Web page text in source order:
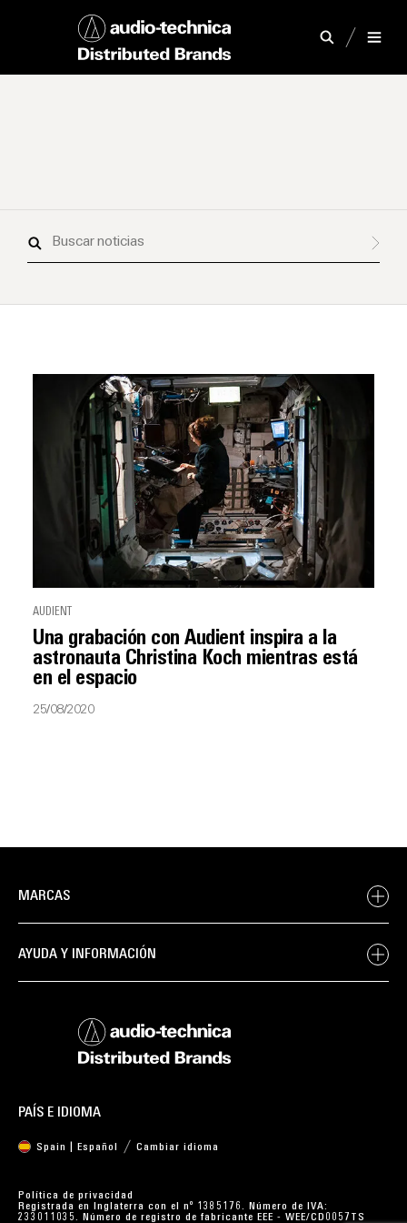
Buscar
AUDIENT
Una grabación con Audient inspira a la
astronauta Christina Koch mientras está
en el espacio
25/08/2020
MARCAS
AYUDA Y INFORMACIÓN
PAÍS E IDIOMA
Spain | Español Cambiar idioma
Política de privacidad
Registrada en Inglaterra con el nº 1385176. Número de IVA:
233011035. Número de registro de fabricante EEE - WEE/CD0057TS